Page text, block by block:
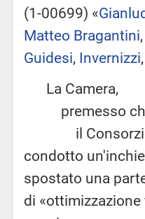
(1-00699) «
Matteo Bragantini
Guidesi, Invernizzi
La Camera,
premesso
il Consorzio
condotto
spostato una
di